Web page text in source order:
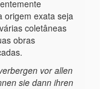
origem exata seja
coletâneas
obras
vor allen
sie dann ihren